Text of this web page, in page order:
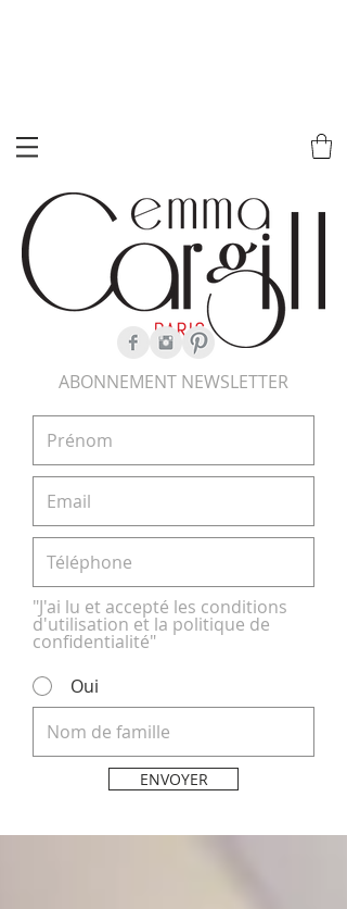
ABONNEMENT NEWSLETTER
"J'ai lu et accepté les conditions
d'utilisation et la politique de
confidentialité"
Oui
ENVOYER